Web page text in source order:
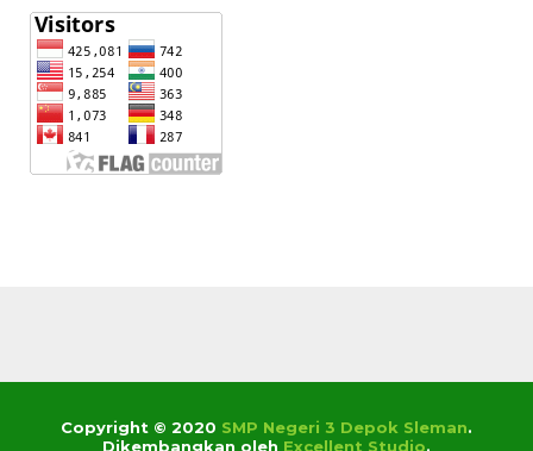
Copyright © 2020 SMP Negeri 3 Depok Sleman.
Dikembangkan oleh Excellent Studio.